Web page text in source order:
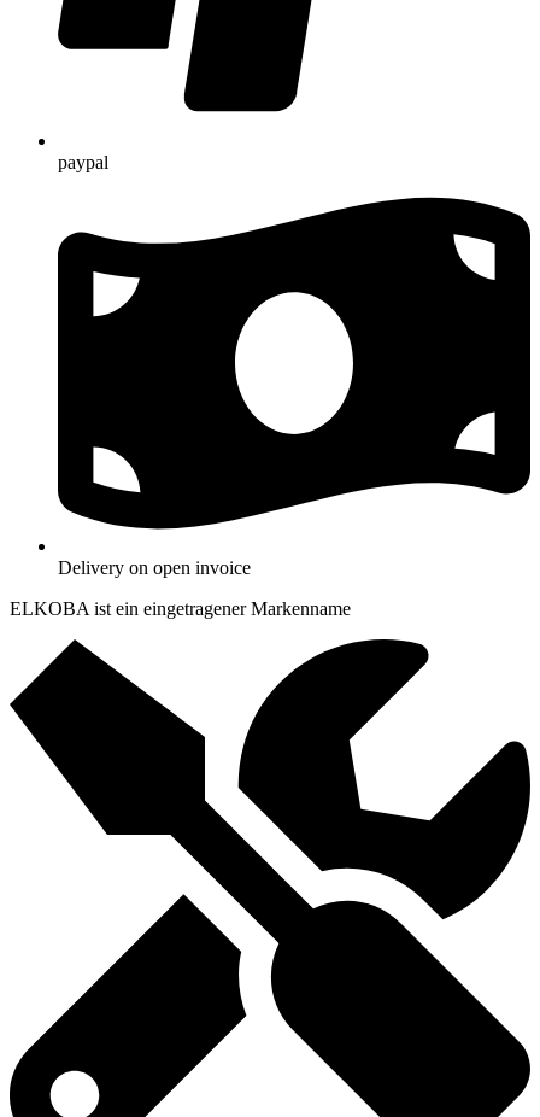
paypal
Delivery on open invoice
ELKOBA ist ein eingetragener Markenname